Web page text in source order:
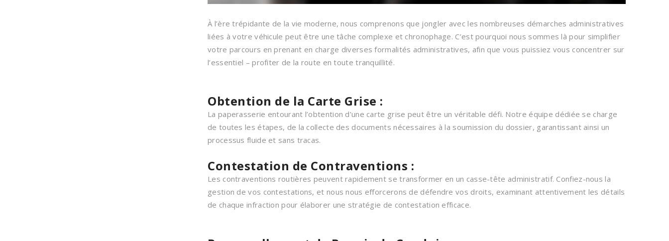
À l’ère trépidante de la vie moderne, nous comprenons que jongler avec les nombreuses démarches administratives
liées à votre véhicule peut être une tâche complexe et chronophage. C’est pourquoi nous sommes là pour simplifier
votre parcours en prenant en charge diverses formalités administratives, afin que vous puissiez vous concentrer sur
l’essentiel – profiter de la route en toute tranquillité.
Obtention de la Carte Grise :
La paperasserie entourant l’obtention d’une carte grise peut être un véritable défi. Notre équipe dédiée se charge
de toutes les étapes, de la collecte des documents nécessaires à la soumission du dossier, garantissant ainsi un
processus fluide et sans tracas.
Contestation de Contraventions :
Les contraventions routières peuvent rapidement se transformer en un casse-tête administratif. Confiez-nous la
gestion de vos contestations, et nous nous efforcerons de défendre vos droits, examinant attentivement les détails
de chaque infraction pour élaborer une stratégie de contestation efficace.